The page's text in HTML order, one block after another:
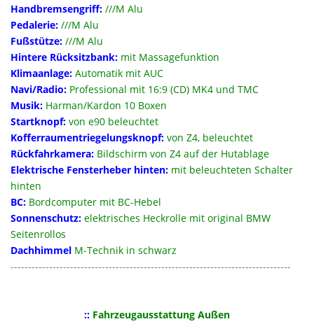
Handbremsengriff: ///M Alu
Pedalerie: ///M Alu
Fußstütze: ///M Alu
Hintere Rücksitzbank: mit Massagefunktion
Klimaanlage: Automatik mit AUC
Navi/Radio: Professional mit 16:9 (CD) MK4 und TMC
Musik: Harman/Kardon 10 Boxen
Startknopf: von e90 beleuchtet
Kofferraumentriegelungsknopf: von Z4, beleuchtet
Rückfahrkamera: Bildschirm von Z4 auf der Hutablage
Elektrische Fensterheber hinten: mit beleuchteten Schalter
hinten
BC: Bordcomputer mit BC-Hebel
Sonnenschutz: elektrisches Heckrolle mit original BMW
Seitenrollos
Dachhimmel M-Technik in schwarz
--------------------------------------------------------------------------------
:: Fahrzeugausstattung Außen